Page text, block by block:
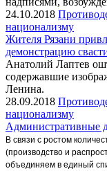
24.10.2018
национализму
Жителя Рязани
демонстрацию
Анатолий Лаптев
содержавшие
Ленина.
28.09.2018
национализму
Административные
В связи с ростом
(производство и
объединяем в единый